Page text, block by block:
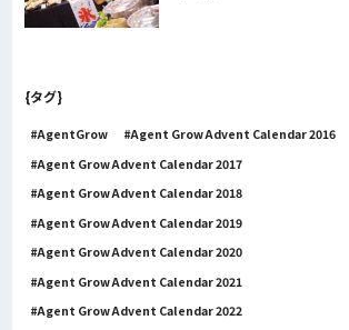
{タグ}
AgentGrow
Agent Grow Advent Calendar 2016
Agent Grow Advent Calendar 2017
Agent Grow Advent Calendar 2018
Agent Grow Advent Calendar 2019
Agent Grow Advent Calendar 2020
Agent Grow Advent Calendar 2021
Agent Grow Advent Calendar 2022